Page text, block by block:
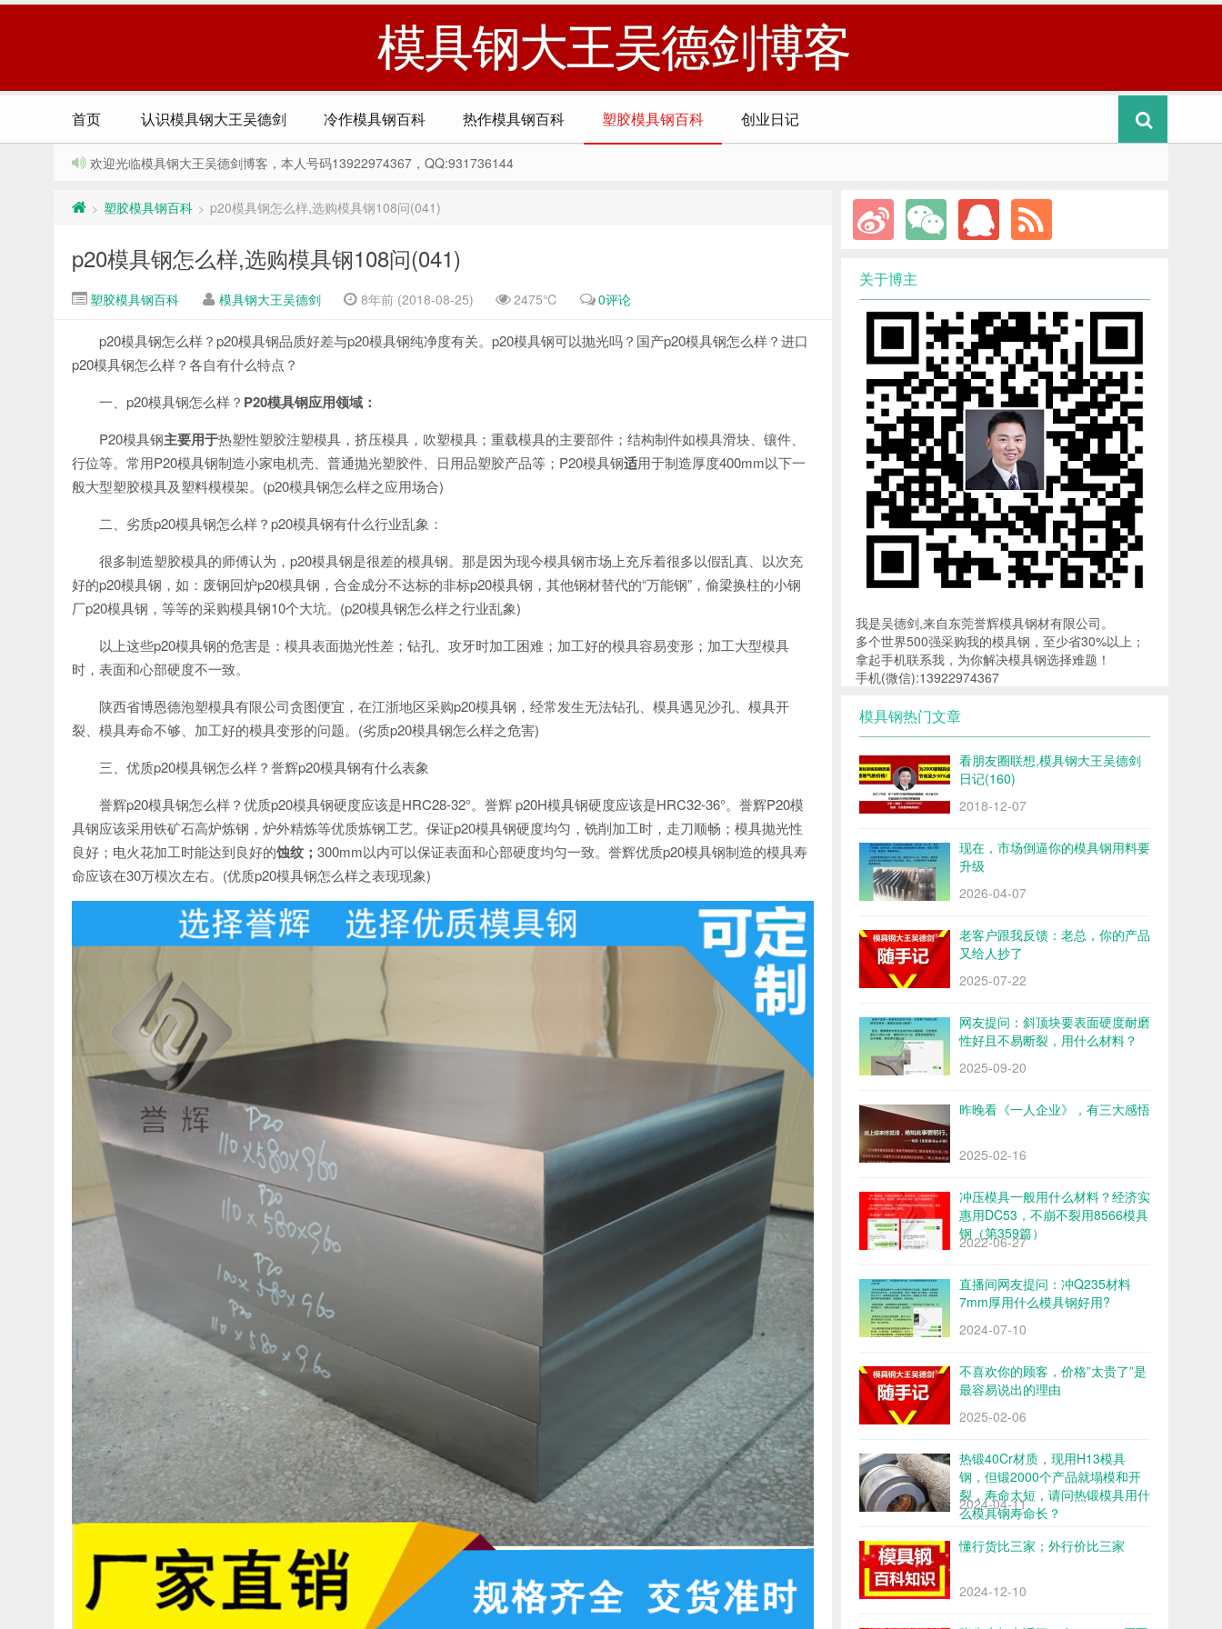
模具钢大王吴德剑博客
首页 认识模具钢大王吴德剑 冷作模具钢百科 热作模具钢百科 塑胶模具钢百科 创业日记
欢迎光临模具钢大王吴德剑博客，本人号码13922974367，QQ:931736144
> 塑胶模具钢百科 > p20模具钢怎么样,选购模具钢108问(041)
p20模具钢怎么样,选购模具钢108问(041)
塑胶模具钢百科 模具钢大王吴德剑 8年前 (2018-08-25) 2475℃ 0评论
p20模具钢怎么样？p20模具钢品质好差与p20模具钢纯净度有关。p20模具钢可以抛光吗？国产p20模具钢怎么样？进口
p20模具钢怎么样？各自有什么特点？
一、p20模具钢怎么样？ P20模具钢应用领域：
P20模具钢主要用于热塑性塑胶注塑模具，挤压模具，吹塑模具；重载模具的主要部件；结构制件如模具滑块、镶件、
行位等。常用P20模具钢制造小家电机壳、普通抛光塑胶件、日用品塑胶产品等；P20模具钢适用于制造厚度400mm以下一
般大型塑胶模具及塑料模模架。(p20模具钢怎么样之应用场合)
二、劣质p20模具钢怎么样？p20模具钢有什么行业乱象：
很多制造塑胶模具的师傅认为，p20模具钢是很差的模具钢。那是因为现今模具钢市场上充斥着很多以假乱真、以次充
好的p20模具钢，如：废钢回炉p20模具钢，合金成分不达标的非标p20模具钢，其他钢材替代的“万能钢”，偷梁换柱的小钢
厂p20模具钢，等等的采购模具钢10个大坑。(p20模具钢怎么样之行业乱象)
以上这些p20模具钢的危害是：模具表面抛光性差；钻孔、攻牙时加工困难；加工好的模具容易变形；加工大型模具
时，表面和心部硬度不一致。
陕西省博恩德泡塑模具有限公司贪图便宜，在江浙地区采购p20模具钢，经常发生无法钻孔、模具遇见沙孔、模具开
裂、模具寿命不够、加工好的模具变形的问题。(劣质p20模具钢怎么样之危害)
三、优质p20模具钢怎么样？誉辉p20模具钢有什么表象
誉辉p20模具钢怎么样？优质p20模具钢硬度应该是HRC28-32°。誉辉 p20H模具钢硬度应该是HRC32-36°。誉辉P20模
具钢应该采用铁矿石高炉炼钢，炉外精炼等优质炼钢工艺。保证p20模具钢硬度均匀，铣削加工时，走刀顺畅；模具抛光性
良好；电火花加工时能达到良好的蚀纹； 300mm以内可以保证表面和心部硬度均匀一致。誉辉优质p20模具钢制造的模具寿
命应该在30万模次左右。(优质p20模具钢怎么样之表现现象)
关于博主
我是吴德剑,来自东莞誉辉模具钢材有限公司。
多个世界500强采购我的模具钢，至少省30%以上；
拿起手机联系我，为你解决模具钢选择难题！
手机(微信):13922974367
模具钢热门文章
看朋友圈联想,模具钢大王吴德剑
日记(160)
2018-12-07
现在，市场倒逼你的模具钢用料要
升级
2026-04-07
老客户跟我反馈：老总，你的产品
又给人抄了
2025-07-22
网友提问：斜顶块要表面硬度耐磨
性好且不易断裂，用什么材料？
2025-09-20
昨晚看《一人企业》，有三大感悟
2025-02-16
冲压模具一般用什么材料？经济实
惠用DC53，不崩不裂用8566模具
钢（第359篇）
2022-06-27
直播间网友提问：冲Q235材料
7mm厚用什么模具钢好用?
2024-07-10
不喜欢你的顾客，价格”太贵了”是
最容易说出的理由
2025-02-06
热锻40Cr材质，现用H13模具
钢，但锻2000个产品就塌模和开
裂，寿命太短，请问热锻模具用什
么模具钢寿命长？
2024-04-11
懂行货比三家；外行价比三家
2024-12-10